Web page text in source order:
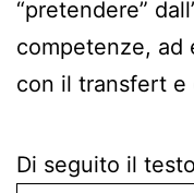
“pretendere”
competenze, ad
con il transfert e
Di seguito il